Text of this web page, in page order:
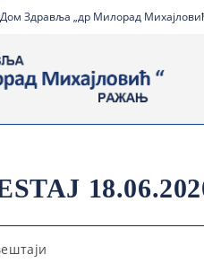
Дом Здравља „др Милорад